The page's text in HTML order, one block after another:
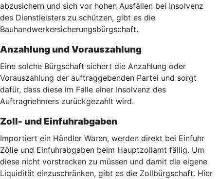
abzusichern und sich vor hohen Ausfällen bei Insolvenz
des Dienstleisters zu schützen, gibt es die
Bauhandwerkersicherungsbürgschaft.
Anzahlung und Vorauszahlung
Eine solche Bürgschaft sichert die Anzahlung oder
Vorauszahlung der auftraggebenden Partei und sorgt
dafür, dass diese im Falle einer Insolvenz des
Auftragnehmers zurückgezahlt wird.
Zoll- und Einfuhrabgaben
Importiert ein Händler Waren, werden direkt bei Einfuhr
Zölle und Einfuhrabgaben beim Hauptzollamt fällig. Um
diese nicht vorstrecken zu müssen und damit die eigene
Liquidität einzuschränken, gibt es die Zollbürgschaft. Hier